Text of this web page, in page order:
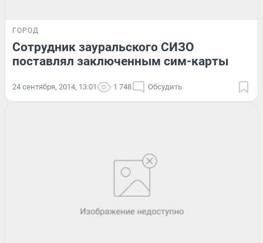
ГОРОД
Сотрудник зауральского СИЗО
поставлял заключенным сим-карты
24 сентября, 2014, 13:01 1 748 Обсудить